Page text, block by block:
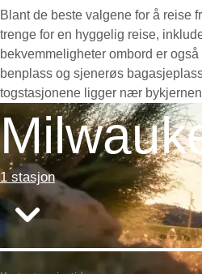
Blant de beste valgene for å reise
trenge for en hyggelig reise,
bekvemmeligheter ombord er
benplass og sjenerøs
togstasjonene ligger nær
1 stasjon